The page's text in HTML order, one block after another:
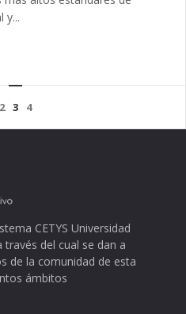
y...
2 3 4
CETYS Universidad
del cual se dan a
de la comunidad de esta
ámbitos